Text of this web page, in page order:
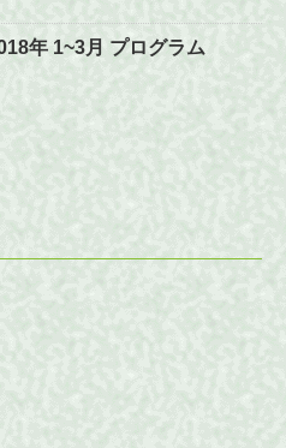
年 1~3月 プログラム